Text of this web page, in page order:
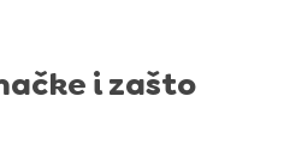
i zašto